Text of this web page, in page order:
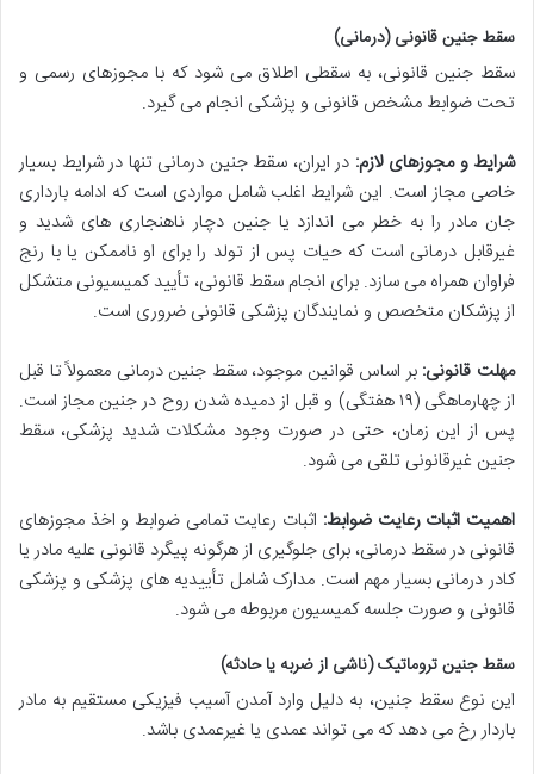
سقط جنین قانونی (درمانی)
سقط جنین قانونی، به سقطی اطلاق می شود که با مجوزهای رسمی و
تحت ضوابط مشخص قانونی و پزشکی انجام می گیرد.
شرایط و مجوزهای لازم: در ایران، سقط جنین درمانی تنها در شرایط بسیار
خاصی مجاز است. این شرایط اغلب شامل مواردی است که ادامه بارداری
جان مادر را به خطر می اندازد یا جنین دچار ناهنجاری های شدید و
غیرقابل درمانی است که حیات پس از تولد را برای او ناممکن یا با رنج
فراوان همراه می سازد. برای انجام سقط قانونی، تأیید کمیسیونی متشکل
از پزشکان متخصص و نمایندگان پزشکی قانونی ضروری است.
مهلت قانونی: بر اساس قوانین موجود، سقط جنین درمانی معمولاً تا قبل
از چهارماهگی (۱۹ هفتگی) و قبل از دمیده شدن روح در جنین مجاز است.
پس از این زمان، حتی در صورت وجود مشکلات شدید پزشکی، سقط
جنین غیرقانونی تلقی می شود.
اهمیت اثبات رعایت ضوابط: اثبات رعایت تمامی ضوابط و اخذ مجوزهای
قانونی در سقط درمانی، برای جلوگیری از هرگونه پیگرد قانونی علیه مادر یا
کادر درمانی بسیار مهم است. مدارک شامل تأییدیه های پزشکی و پزشکی
قانونی و صورت جلسه کمیسیون مربوطه می شود.
سقط جنین تروماتیک (ناشی از ضربه یا حادثه)
این نوع سقط جنین، به دلیل وارد آمدن آسیب فیزیکی مستقیم به مادر
باردار رخ می دهد که می تواند عمدی یا غیرعمدی باشد.